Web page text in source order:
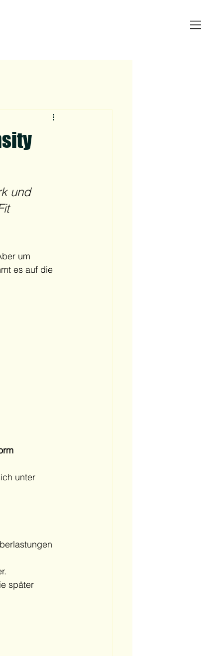
und
um
es auf die
unter
später